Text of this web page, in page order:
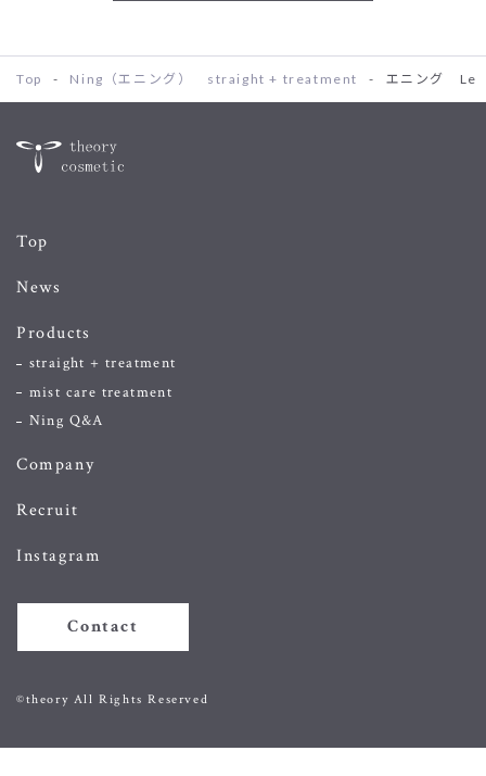
Top - Ning（エニング） straight + treatment - エニング Le
Top
News
Products
straight + treatment
mist care treatment
Ning Q&A
Company
Recruit
Instagram
Contact
©theory All Rights Reserved